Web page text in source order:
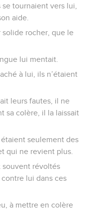
tournaient vers lui,
aide.
solide rocher, que le
lui mentait.
à lui, ils n’étaient
leurs fautes, il ne
sa colère, il la laissait
seulement des
qui ne revient plus.
souvent révoltés
lui dans ces
à mettre en colère